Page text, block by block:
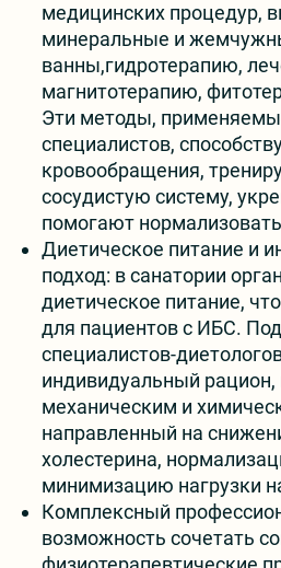
медицинских процедур,
минеральные и
ванны,гидротерапию,
магнитотерапию,
Эти методы,
специалистов,
кровообращения,
сосудистую систему,
помогают
Диетическое питание и
подход: в санатории
диетическое питание,
для пациентов с ИБС.
специалистов-
индивидуальный рацион,
механическим и
направленный на
холестерина,
минимизацию нагрузки
Комплексный
возможность сочетать